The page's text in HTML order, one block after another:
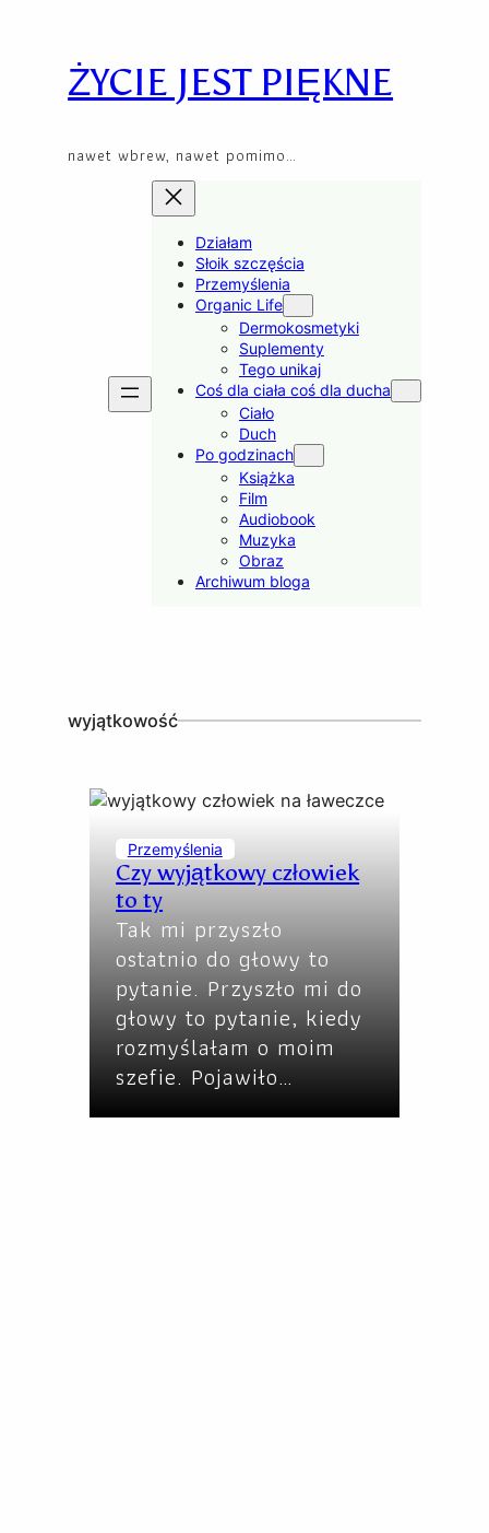
contentŻYCIE JEST PIĘKNE
nawet wbrew, nawet pomimo…
Działam
Słoik szczęścia
Przemyślenia
Organic Life
Dermokosmetyki
Suplementy
Tego unikaj
Coś dla ciała coś dla ducha
Ciało
Duch
Po godzinach
Książka
Film
Audiobook
Muzyka
Obraz
Archiwum bloga
wyjątkowość
Przemyślenia
Czy wyjątkowy człowiek
to ty
Tak mi przyszło
ostatnio do głowy to
pytanie. Przyszło mi do
głowy to pytanie, kiedy
rozmyślałam o moim
szefie. Pojawiło…